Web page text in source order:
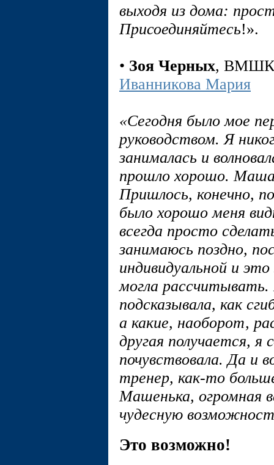
выходя из дома:
Присоединяйтесь!».
• Зоя Черных,
Иванникова Мария
«Сегодня было мое
руководством. Я
занималась и
прошло хорошо. Маша
Пришлось, конечно,
было хорошо меня
всегда просто
занимаюсь поздно,
индивидуальной и
могла
подсказывала, как
а какие, наоборот,
другая получается,
почувствовала. Да и
тренер, как-то
Машенька, огромная
чудесную
Это возможно!